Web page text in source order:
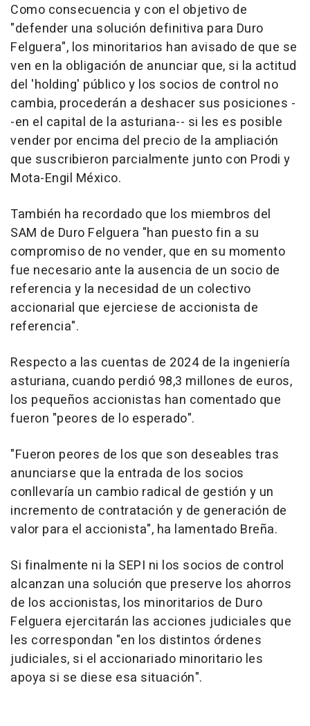
Como consecuencia y con el objetivo de
"defender una solución definitiva para Duro
Felguera", los minoritarios han avisado de que se
ven en la obligación de anunciar que, si la actitud
del 'holding' público y los socios de control no
cambia, procederán a deshacer sus posiciones -
-en el capital de la asturiana-- si les es posible
vender por encima del precio de la ampliación
que suscribieron parcialmente junto con Prodi y
Mota-Engil México.
También ha recordado que los miembros del
SAM de Duro Felguera "han puesto fin a su
compromiso de no vender, que en su momento
fue necesario ante la ausencia de un socio de
referencia y la necesidad de un colectivo
accionarial que ejerciese de accionista de
referencia".
Respecto a las cuentas de 2024 de la ingeniería
asturiana, cuando perdió 98,3 millones de euros,
los pequeños accionistas han comentado que
fueron "peores de lo esperado".
"Fueron peores de los que son deseables tras
anunciarse que la entrada de los socios
conllevaría un cambio radical de gestión y un
incremento de contratación y de generación de
valor para el accionista", ha lamentado Breña.
Si finalmente ni la SEPI ni los socios de control
alcanzan una solución que preserve los ahorros
de los accionistas, los minoritarios de Duro
Felguera ejercitarán las acciones judiciales que
les correspondan "en los distintos órdenes
judiciales, si el accionariado minoritario les
apoya si se diese esa situación".